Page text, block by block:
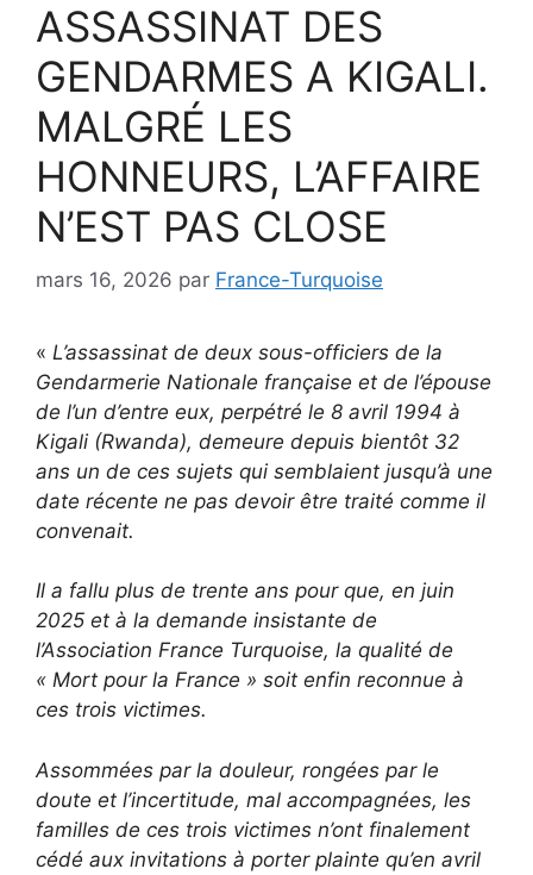
ASSASSINAT DES
GENDARMES A KIGALI.
MALGRÉ LES
HONNEURS, L’AFFAIRE
N’EST PAS CLOSE
mars 16, 2026 par France-Turquoise
« L’assassinat de deux sous-officiers de la
Gendarmerie Nationale française et de l’épouse
de l’un d’entre eux, perpétré le 8 avril 1994 à
Kigali (Rwanda), demeure depuis bientôt 32
ans un de ces sujets qui semblaient jusqu’à une
date récente ne pas devoir être traité comme il
convenait.
Il a fallu plus de trente ans pour que, en juin
2025 et à la demande insistante de
l’Association France Turquoise, la qualité de
« Mort pour la France » soit enfin reconnue à
ces trois victimes.
Assommées par la douleur, rongées par le
doute et l’incertitude, mal accompagnées, les
familles de ces trois victimes n’ont finalement
cédé aux invitations à porter plainte qu’en avril